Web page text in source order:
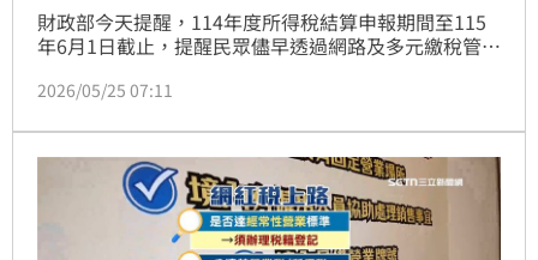
財政部今天提醒，114年度所得稅結算申報期間至115
年6月1日截止，提醒民眾儘早透過網路及多元繳稅管道
507.6萬件，占去年總申報件數72.7%。
2026/05/25 07:11